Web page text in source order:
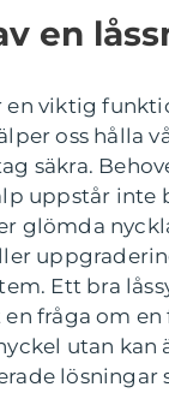
en
en viktig
oss hålla
säkra.
uppstår inte
glömda
Ett bra
fråga om
utan kan
lösningar